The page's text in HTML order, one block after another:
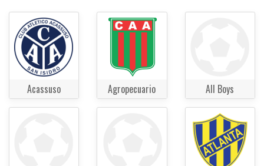
Acassuso Agropecuario All Boys